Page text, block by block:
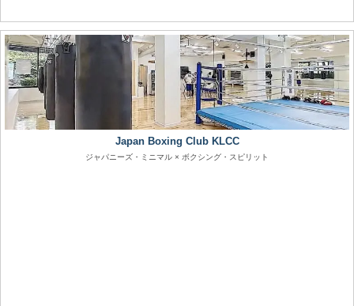
Japan Boxing Club KLCC
ジャパニーズ・ミニマル × ボクシング・スピリット